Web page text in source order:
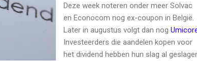
Deze week noteren onder meer Solvac
en Econocom nog ex-coupon in België.
Later in augustus volgt dan nog
Investeerders die aandelen kopen voor
het dividend hebben hun slag al